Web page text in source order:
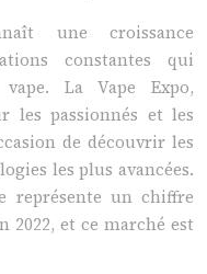
une croissance
constantes qui
La Vape Expo,
les passionnés et les
de découvrir les
les plus avancées.
représente un chiffre
2022, et ce marché est